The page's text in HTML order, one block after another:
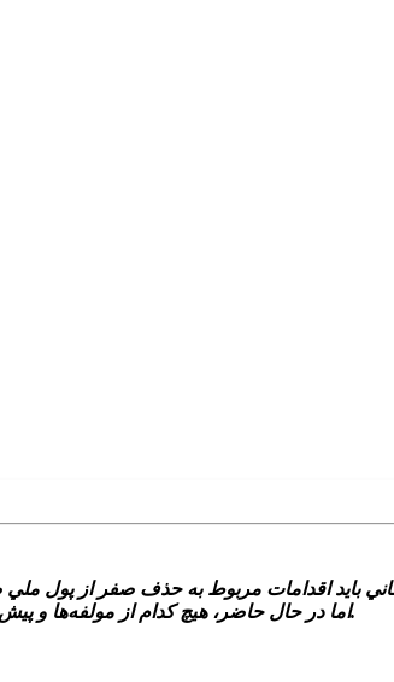
بايد اقدامات مربوط به حذف صفر از پول
اما در حال حاضر، هيچ کدام از مولفه‌ها و پيش نيازها براي حذف موفقيت آميز صفر وجود ندارد و مولفه و حقيقتي را از واقعيت اقتصادي حذف نمي‌کند.